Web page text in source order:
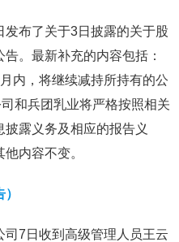
布了关于3日披露的关于股
。最新补充的内容包括：
内，将继续减持所持有的公
和兵团乳业将严格按照相关
露义务及相应的报告义
内容不变。
7日收到高级管理人员王云